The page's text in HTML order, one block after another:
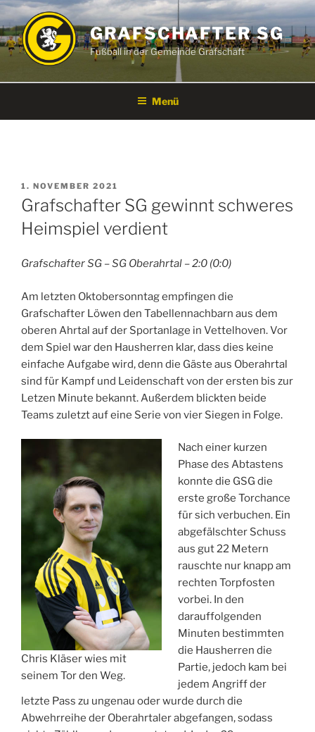
Zum
Inhalt
springen
GRAFSCHAFTER SG
Fußball in der Gemeinde Grafschaft
Menü
VERÖFFENTLICHT
AM
1. NOVEMBER 2021
Grafschafter SG gewinnt schweres
Heimspiel verdient
Grafschafter SG – SG Oberahrtal – 2:0 (0:0)
Am letzten Oktobersonntag empfingen die
Grafschafter Löwen den Tabellennachbarn aus dem
oberen Ahrtal auf der Sportanlage in Vettelhoven. Vor
dem Spiel war den Hausherren klar, dass dies keine
einfache Aufgabe wird, denn die Gäste aus Oberahrtal
sind für Kampf und Leidenschaft von der ersten bis zur
Letzen Minute bekannt. Außerdem blickten beide
Teams zuletzt auf eine Serie von vier Siegen in Folge.
Chris Kläser wies mit
seinem Tor den Weg.
Nach einer kurzen
Phase des Abtastens
konnte die GSG die
erste große Torchance
für sich verbuchen. Ein
abgefälschter Schuss
aus gut 22 Metern
rauschte nur knapp am
rechten Torpfosten
vorbei. In den
darauffolgenden
Minuten bestimmten
die Hausherren die
Partie, jedoch kam bei
jedem Angriff der
letzte Pass zu ungenau oder wurde durch die
Abwehrreihe der Oberahrtaler abgefangen, sodass